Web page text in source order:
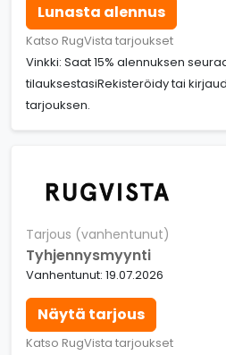
Lunasta alennus
Katso RugVista tarjoukset
Vinkki: Saat 15% alennuksen
tilauksestasiRekisteröidy tai
tarjouksen.
Tarjous (vanhentunut)
Tyhjennysmyynti
Vanhentunut: 19.07.2026
Näytä tarjous
Katso RugVista tarjoukset